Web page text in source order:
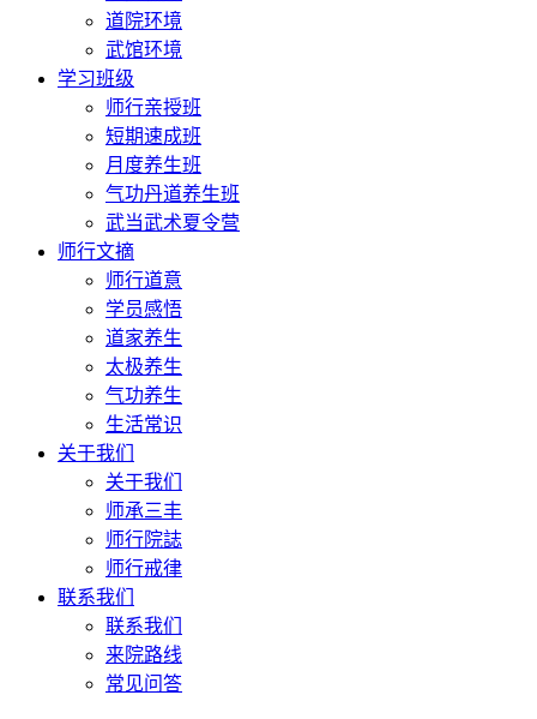
道院环境
武馆环境
学习班级
师行亲授班
短期速成班
月度养生班
气功丹道养生班
武当武术夏令营
师行文摘
师行道意
学员感悟
道家养生
太极养生
气功养生
生活常识
关于我们
关于我们
师承三丰
师行院誌
师行戒律
联系我们
联系我们
来院路线
常见问答